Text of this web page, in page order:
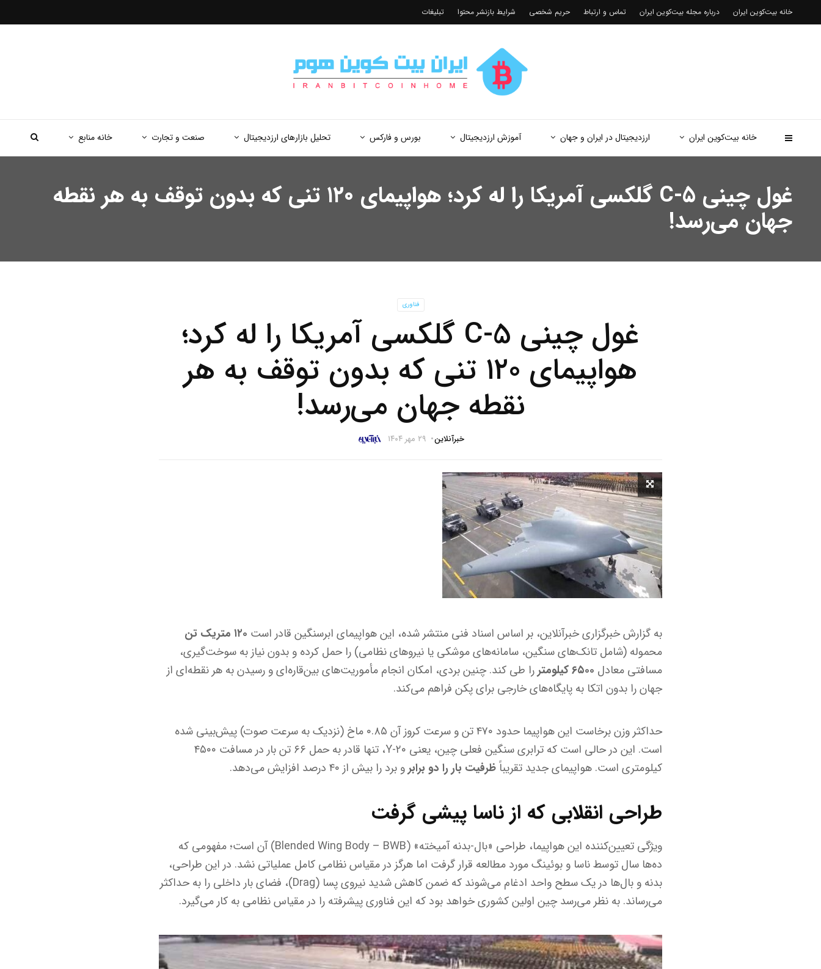
خانه بیت‌کوین ایران ارزدیجیتال در ایران و جهان آموزش ارزدیجیتال بورس و فارکس تحلیل بازارهای ارزدیجیتال صنعت و تجارت خانه منابع
خانه بیت‌کوین ایران درباره مجله بیت‌کوین ایران تماس و ارتباط حریم شخصی شرایط بازنشر محتوا تبلیغات
غول چینی C-5 گلکسی آمریکا را له کرد؛ هواپیمای ۱۲۰ تنی که بدون توقف به هر نقطه
جهان می‌رسد!
فناوری
غول چینی C-5 گلکسی آمریکا را له کرد؛
هواپیمای ۱۲۰ تنی که بدون توقف به هر
نقطه جهان می‌رسد!
خبرآنلاین ۲۹ مهر ۱۴۰۴
به گزارش خبرگزاری خبرآنلاین، بر اساس اسناد فنی منتشر شده، این هواپیمای ابرسنگین قادر است ۱۲۰ متریک تن
محموله (شامل تانک‌های سنگین، سامانه‌های موشکی یا نیروهای نظامی) را حمل کرده و بدون نیاز به سوخت‌گیری،
مسافتی معادل ۶۵۰۰ کیلومتر
را طی کند. چنین بردی، امکان انجام مأموریت‌های بین‌قاره‌ای و رسیدن به هر نقطه‌ای از
جهان را بدون اتکا به پایگاه‌های خارجی برای پکن فراهم می‌کند.
حداکثر وزن برخاست این هواپیما حدود ۴۷۰ تن و سرعت کروز آن ۰.۸۵ ماخ (نزدیک به سرعت صوت) پیش‌بینی شده
است. این در حالی است که ترابری سنگین فعلی چین، یعنی Y-۲۰، تنها قادر به حمل ۶۶ تن بار در مسافت ۴۵۰۰
کیلومتری است. هواپیمای جدید تقریباًظرفیت بار را دو برابرو برد را بیش از ۴۰ درصد افزایش می‌دهد.
طراحی انقلابی که از ناسا پیشی گرفت
ویژگی تعیین‌کننده این هواپیما، طراحی «بال-بدنه آمیخته» (Blended Wing Body – BWB) آن است؛ مفهومی که
ده‌ها سال توسط ناسا و بوئینگ مورد مطالعه قرار گرفت اما هرگز در مقیاس نظامی کامل عملیاتی نشد. در این طراحی،
بدنه و بال‌ها در یک سطح واحد ادغام می‌شوند که ضمن کاهش شدید نیروی پسا (Drag)، فضای بار داخلی را به حداکثر
می‌رساند. به نظر می‌رسد چین اولین کشوری خواهد بود که این فناوری پیشرفته را در مقیاس نظامی به کار می‌گیرد.